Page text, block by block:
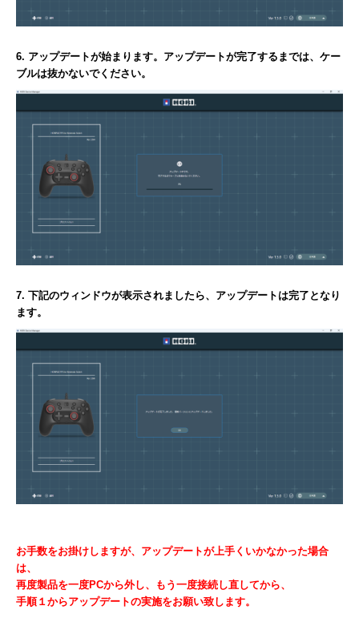
6. アップデートが始まります。アップデートが完了するまでは、ケー
ブルは抜かないでください。
7. 下記のウィンドウが表示されましたら、アップデートは完了となり
ます。
お手数をお掛けしますが、アップデートが上手くいかなかった場合
は、
再度製品を一度PCから外し、もう一度接続し直してから、
手順１からアップデートの実施をお願い致します。